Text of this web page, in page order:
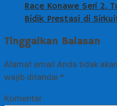
Race Konawe Seri 2,
Bidik Prestasi di
Tinggalkan Balasan
Alamat email Anda tidak
wajib ditandai *
Komentar